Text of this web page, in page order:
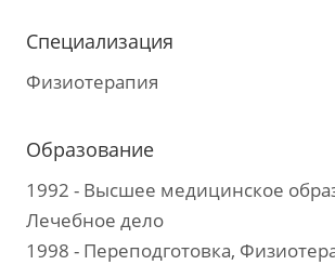
Специализация
Физиотерапия
Образование
1992 - Высшее медицинское
Лечебное дело
1998 - Переподготовка,